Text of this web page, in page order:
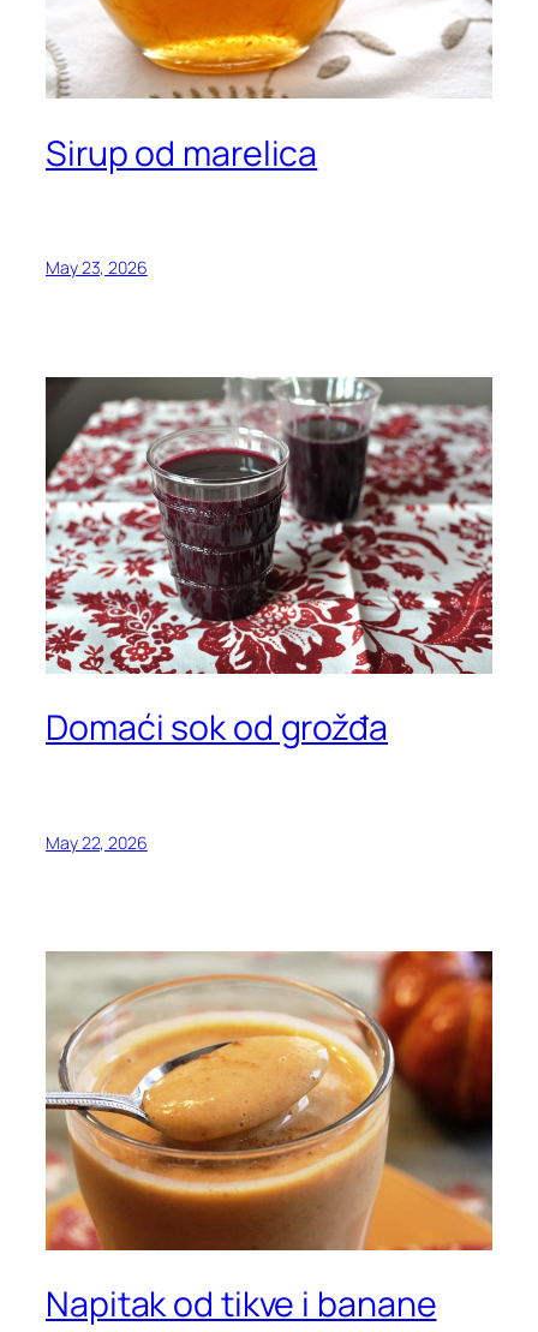
Sirup od marelica
May 23, 2026
Domaći sok od grožđa
May 22, 2026
Napitak od tikve i banane